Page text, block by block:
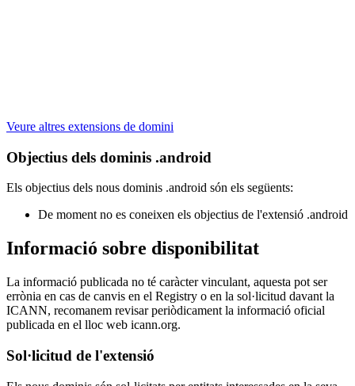
Veure altres extensions de domini
Objectius dels dominis .android
Els objectius dels nous dominis .android són els següents:
De moment no es coneixen els objectius de l'extensió .android
Informació sobre disponibilitat
La informació publicada no té caràcter vinculant, aquesta pot ser
errònia en cas de canvis en el Registry o en la sol·licitud davant la
ICANN, recomanem revisar periòdicament la informació oficial
publicada en el lloc web icann.org.
Sol·licitud de l'extensió